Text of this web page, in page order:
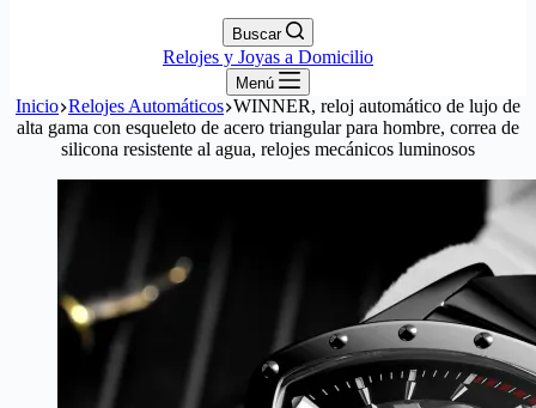
Buscar
Relojes y Joyas a Domicilio
Menú
Inicio Relojes Automáticos WINNER, reloj automático de lujo de
alta gama con esqueleto de acero triangular para hombre, correa de
silicona resistente al agua, relojes mecánicos luminosos